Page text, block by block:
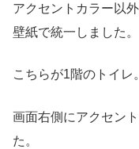
アクセントカラー以
壁紙で統一しました。
こちらが1階のトイレ。
画面右側にアクセン
た。